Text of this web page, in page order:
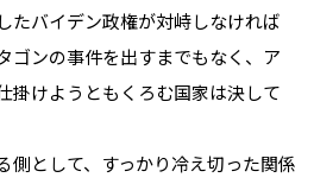
たバイデン政権が対峙しなければ
ゴンの事件を出すまでもなく、ア
掛けようともくろむ国家は決して
として、すっかり冷え切った関係